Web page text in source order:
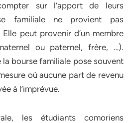
sur l’apport de leurs
familiale ne provient pas
peut provenir d’un membre
ou paternel, frère, …).
la bourse familiale pose souvent
où aucune part de revenu
à l’imprévue.
les étudiants comoriens